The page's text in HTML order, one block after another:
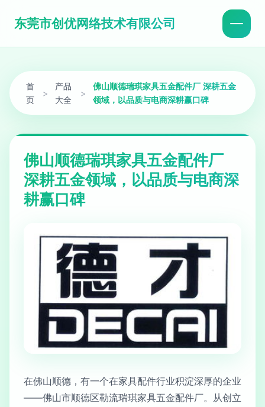
东莞市创优网络技术有限公司
首
页
>
产品
大全
>
佛山顺德瑞琪家具五金配件厂 深耕五金
领域，以品质与电商深耕赢口碑
佛山顺德瑞琪家具五金配件厂
深耕五金领域，以品质与电商深
耕赢口碑
在佛山顺德，有一个在家具配件行业积淀深厚的企业
——佛山市顺德区勒流瑞琪家具五金配件厂。从创立